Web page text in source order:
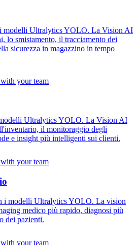
modelli Ultralytics YOLO. La Vision AI
lo smistamento, il tracciamento dei
sicurezza in magazzino in tempo
Ultralytics YOLO. La Vision AI
il monitoraggio degli
e insight più intelligenti sui clienti.
i modelli Ultralytics YOLO. La vision
medico più rapido, diagnosi più
dei pazienti.